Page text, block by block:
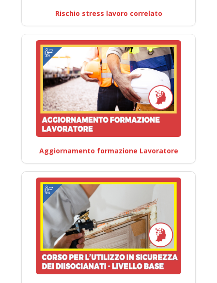
Rischio stress lavoro correlato
Aggiornamento formazione Lavoratore